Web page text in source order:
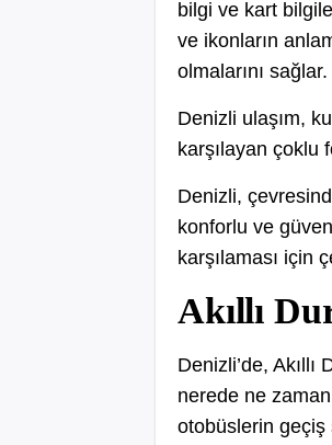
bilgi ve kart
ve ikonların
olmalarını
Denizli ulaşım,
karşılayan çoklu
Denizli,
konforlu ve
karşılaması için
Akıllı
Denizli’de,
nerede ne
otobüslerin geçiş